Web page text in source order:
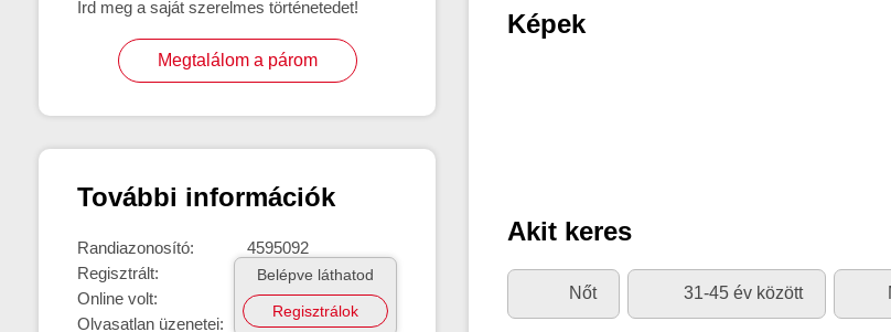
Írd meg a saját szerelmes történetedet!
Megtalálom a párom
További információk
Randiazonosító:
4595092
Regisztrált:
Online volt:
Belépve láthatod
Regisztrálok
Képek
Akit keres
Nőt 31-45 év között